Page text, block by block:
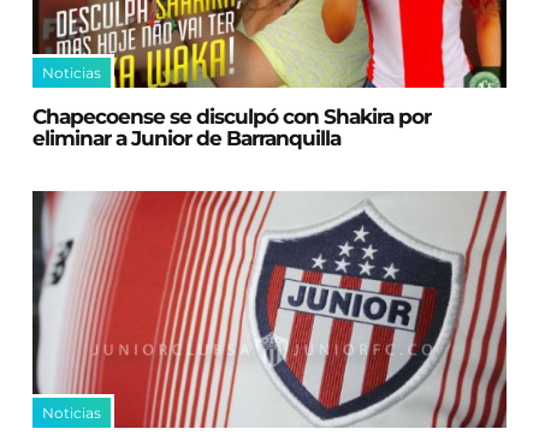
Noticias
Chapecoense se disculpó con Shakira por
eliminar a Junior de Barranquilla
Noticias